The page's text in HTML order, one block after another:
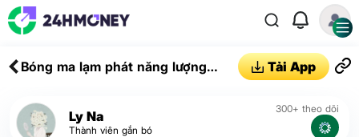
Bóng ma lạm phát năng lượng
cầu
Tải App
Ly Na
Thành viên gắn bó
300+ theo dõi